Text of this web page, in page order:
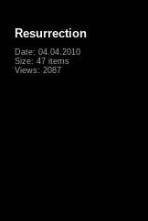
Resurrection
Date: 04.04.2010
Size: 47 items
Views: 2087